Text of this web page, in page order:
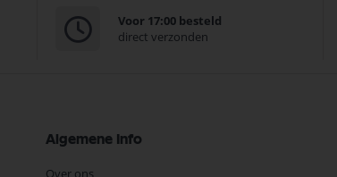
Voor 17:00 besteld
direct verzonden
Algemene Info
Over ons